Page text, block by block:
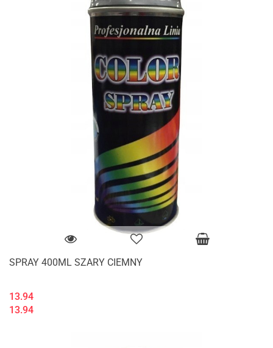
SPRAY 400ML SZARY CIEMNY
13.94
13.94